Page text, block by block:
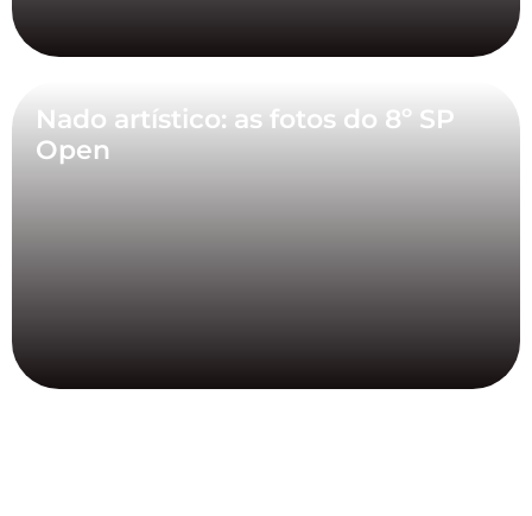
Nado artístico: as fotos do 8º SP
Open